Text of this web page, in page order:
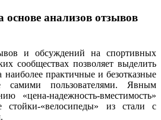
анализов отзывов
и обсуждений на спортивных
сообществах позволяет выделить
практичные и безотказные
самими пользователями. Явным
«цена-надежность-вместимость»
стойки-«велосипеды» из стали с